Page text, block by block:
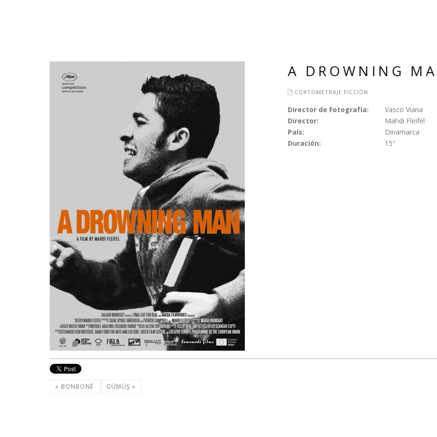
A DROWNING
CORTOMETRAJE FICCIÓN
Director de Fotografía:
Vasco Viana
Director:
Mahdi Fleifel
País:
Dinamarca
Duración:
15"
« BONBONÉ GÜMÜŞ »